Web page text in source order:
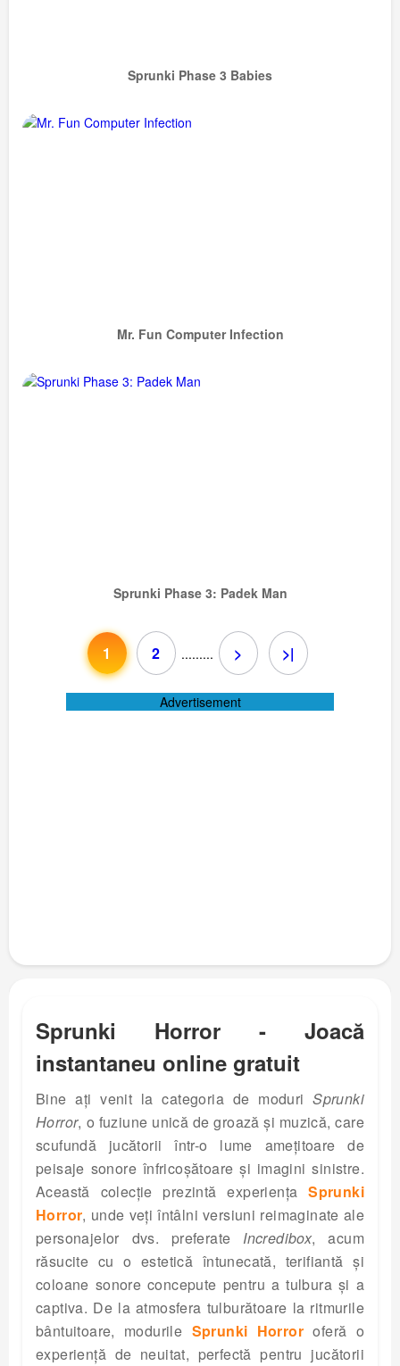
Sprunki Phase 3 Babies
Mr. Fun Computer Infection
Sprunki Phase 3: Padek Man
1 2 ......... > >|
Advertisement
Sprunki Horror - Joacă
instantaneu online gratuit
Bine ați venit la categoria de moduriSprunki
Horror, o fuziune unică de groază și muzică, care
scufundă jucătorii într-o lume amețitoare de
peisaje sonore înfricoșătoare și imagini sinistre.
Această colecție prezintă experiențaSprunki
Horror, unde veți întâlni versiuni reimaginate ale
personajelor dvs. preferate Incredibox, acum
răsucite cu o estetică întunecată, terifiantă și
coloane sonore concepute pentru a tulbura și a
captiva. De la atmosfera tulburătoare la ritmurile
bântuitoare, modurile Sprunki Horror oferă o
experiență de neuitat, perfectă pentru jucătorii